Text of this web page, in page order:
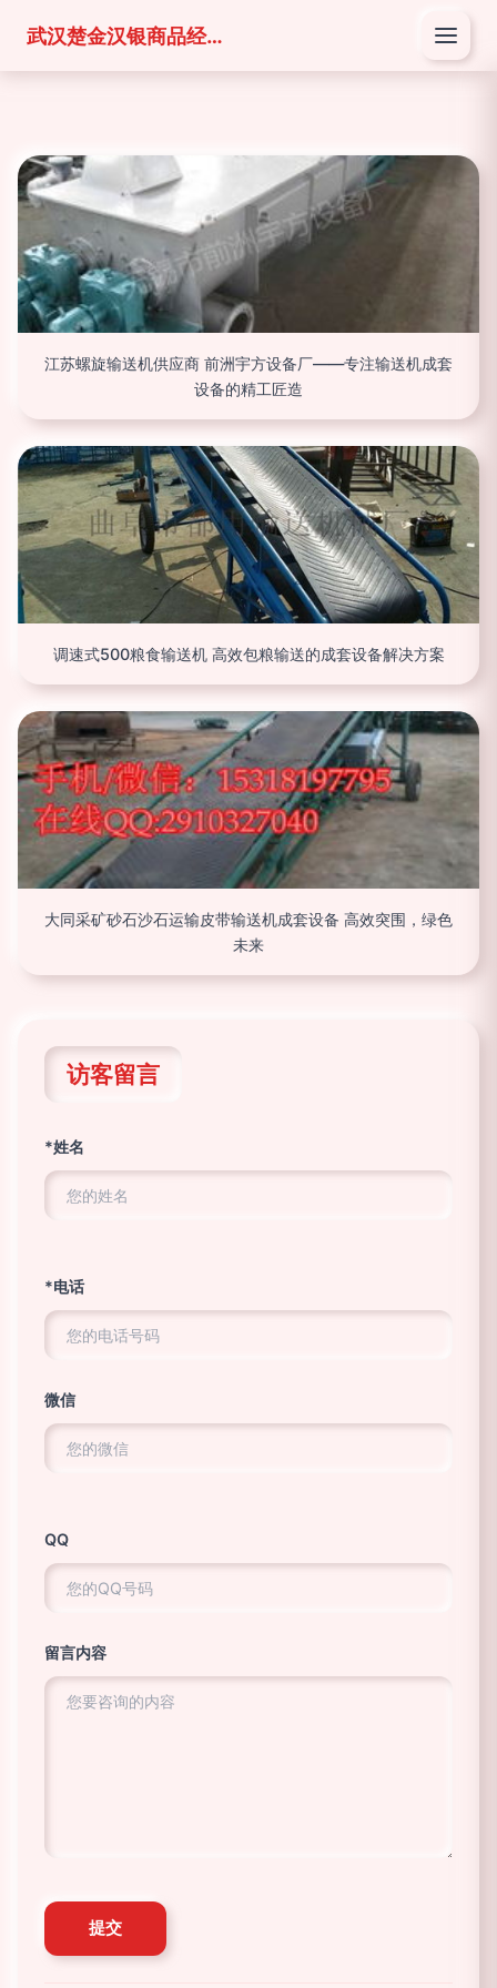
武汉楚金汉银商品经营有限公司
江苏螺旋输送机供应商 前洲宇方设备厂——专注输送机成套
设备的精工匠造
调速式500粮食输送机 高效包粮输送的成套设备解决方案
大同采矿砂石沙石运输皮带输送机成套设备 高效突围，绿色
未来
访客留言
*姓名
*电话
微信
QQ
留言内容